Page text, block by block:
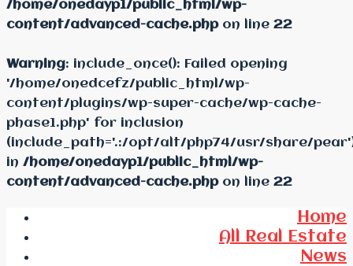
/home/onedayp1/public_html/wp-
content/advanced-cache.phpon line 22
Warning: include_once(): Failed opening
'/home/onedcefz/public_html/wp-
content/plugins/wp-super-cache/wp-cache-
phase1.php' for inclusion
(include_path='.:/opt/alt/php74/usr/share/
in /home/onedayp1/public_html/wp-
content/advanced-cache.phpon line 22
Home
All Real Estate
News